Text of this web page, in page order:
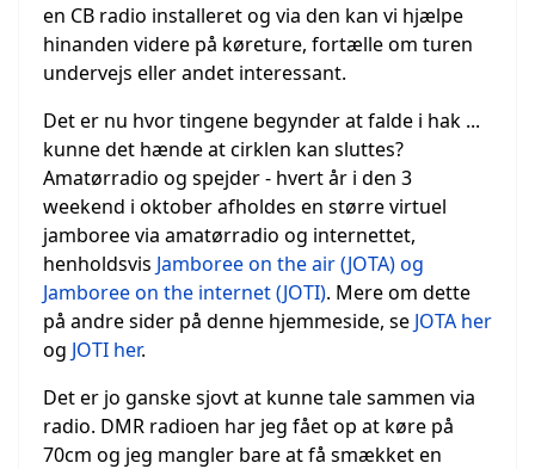
en CB radio installeret og via den kan vi hjælpe
hinanden videre på køreture, fortælle om turen
undervejs eller andet interessant.
Det er nu hvor tingene begynder at falde i hak ...
kunne det hænde at cirklen kan sluttes?
Amatørradio og spejder - hvert år i den 3
weekend i oktober afholdes en større virtuel
jamboree via amatørradio og internettet,
henholdsvis Jamboree on the air (JOTA) og
Jamboree on the internet (JOTI). Mere om dette
på andre sider på denne hjemmeside, se JOTA her
og JOTI her.
Det er jo ganske sjovt at kunne tale sammen via
radio. DMR radioen har jeg fået op at køre på
70cm og jeg mangler bare at få smækket en